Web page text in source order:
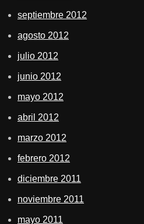
septiembre 2012
agosto 2012
julio 2012
junio 2012
mayo 2012
abril 2012
marzo 2012
febrero 2012
diciembre 2011
noviembre 2011
mayo 2011